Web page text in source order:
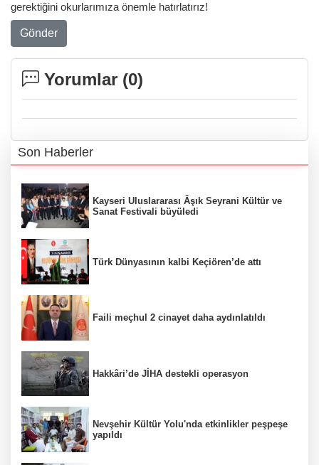
gerektiğini okurlarımıza önemle hatırlatırız!
Gönder
Yorumlar (0)
Son Haberler
Kayseri Uluslararası Âşık Seyrani Kültür ve
Sanat Festivali büyüledi
Türk Dünyasının kalbi Keçiören’de attı
Faili meçhul 2 cinayet daha aydınlatıldı
Hakkâri’de JİHA destekli operasyon
Nevşehir Kültür Yolu'nda etkinlikler peşpeşe
yapıldı